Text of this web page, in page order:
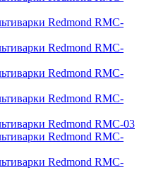
Redmond RMC-
Redmond RMC-
Redmond RMC-
Redmond RMC-
Redmond RMC-03
Redmond RMC-
Redmond RMC-